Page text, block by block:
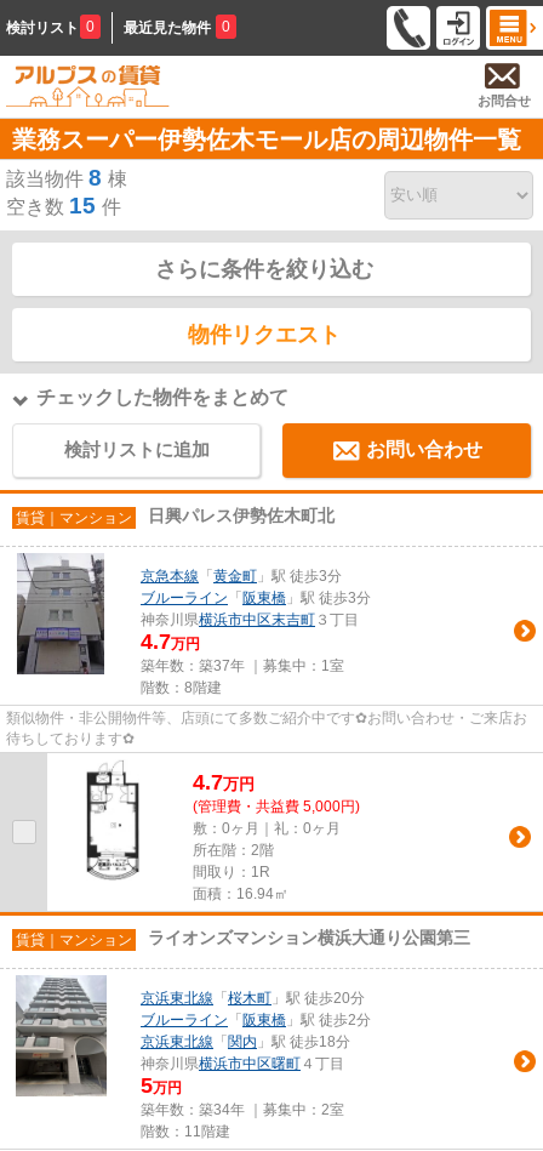
検討リスト 0 最近見た物件 0
お問合せ
業務スーパー伊勢佐木モール店の周辺物件一覧
該当物件 8 棟
空き数 15 件
さらに条件を絞り込む
物件リクエスト
チェックした物件をまとめて
検討リストに追加 お問い合わせ
賃貸｜マンション 日興パレス伊勢佐木町北
京急本線 「 黄金町 」駅 徒歩3分
ブルーライン 「 阪東橋 」駅 徒歩3分
神奈川県横浜市中区末吉町 ３丁目
4.7万円
築年数：築37年 ｜募集中： 1室
階数：8階建
類似物件・非公開物件等、店頭にて多数ご紹介中です✿お問い合わせ・ご来店お
待ちしております✿
4.7万円
(管理費・共益費 5,000円)
敷：0ヶ月｜礼：0ヶ月
所在階：2階
間取り：1R
面積：16.94㎡
賃貸｜マンション ライオンズマンション横浜大通り公園第三
京浜東北線 「 桜木町 」駅 徒歩20分
ブルーライン 「 阪東橋 」駅 徒歩2分
京浜東北線 「 関内 」駅 徒歩18分
神奈川県横浜市中区曙町 ４丁目
5万円
築年数：築34年 ｜募集中： 2室
階数：11階建